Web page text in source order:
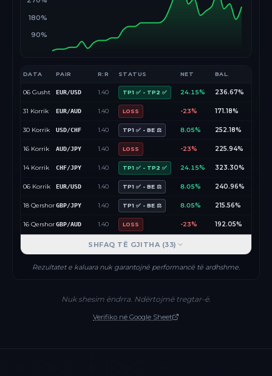
90%
180%
DATA PAIR R:R STATUS NET BAL.
06 Gusht EUR/USD 1.40 TP1 ✅ - TP2 ✅ 24.15% 236.67%
31 Korrik EUR/AUD 1.40 LOSS -23% 171.18%
30 Korrik USD/CHF 1.40 TP1 ✅ - BE ⚖️ 8.05% 252.18%
16 Korrik AUD/JPY 1.40 LOSS -23% 225.94%
14 Korrik CHF/JPY 1.40 TP1 ✅ - TP2 ✅ 24.15% 323.30%
06 Korrik EUR/USD 1.40 TP1 ✅ - BE ⚖️ 8.05% 240.96%
18 QershorGBP/JPY 1.40 TP1 ✅ - BE ⚖️ 8.05% 215.56%
16 QershorGBP/AUD 1.40 LOSS -23% 192.05%
SHFAQ TË GJITHA (33)
Rezultatet e kaluara nuk garantojnë performancë të ardhshme.
Nuk shesim ëndrra. Ndërtojmë tregtar-ë.
Verifiko në Google Sheet